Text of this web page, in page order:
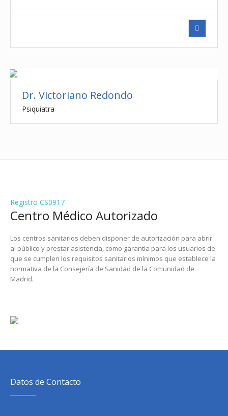
Dr. Victoriano Redondo
Psiquiatra
Registro CS0917
Centro Médico Autorizado
Los centros sanitarios deben disponer de autorización para abrir
al público y prestar asistencia, como garantía para los usuarios de
que se cumplen los requisitos sanitarios mínimos que establece la
normativa de la Consejería de Sanidad de la Comunidad de
Madrid.
Datos de Contacto